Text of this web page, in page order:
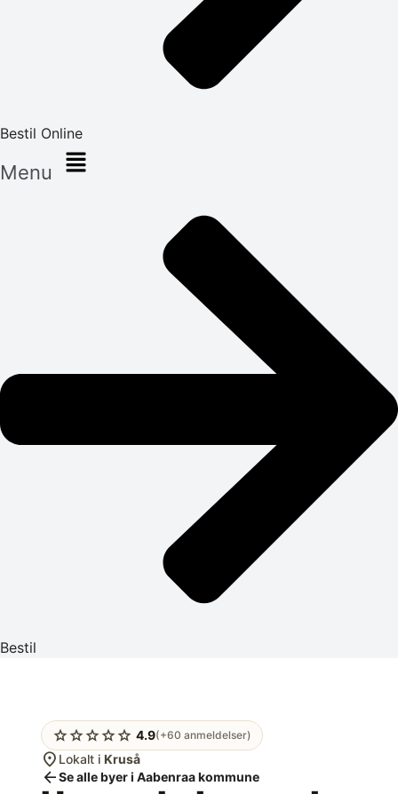
Bestil Online
Menu
Bestil
starstarstarstarstar 4.9(+60 anmeldelser)
location_on Lokalt i Kruså
arrow_backSe alle byer i Aabenraa kommune